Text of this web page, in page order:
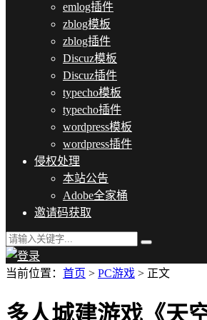
emlog插件
zblog模板
zblog插件
Discuz模板
Discuz插件
typecho模板
typecho插件
wordpress模板
wordpress插件
侵权处理
本站公告
Adobe全家桶
邀请码获取
当前位置： 首页 > PC游戏 > 正文
多人城建游戏《天